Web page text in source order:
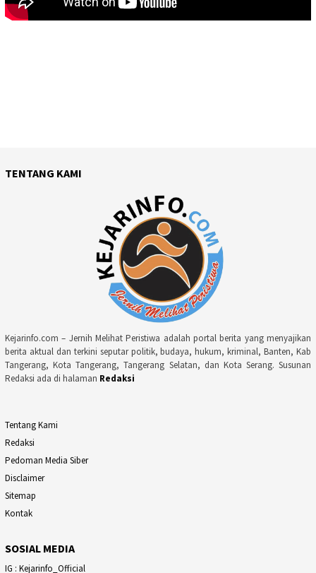
TENTANG KAMI
Kejarinfo.com – Jernih Melihat Peristiwa adalah portal berita yang menyajikan
berita aktual dan terkini seputar politik, budaya, hukum, kriminal, Banten, Kab
Tangerang, Kota Tangerang, Tangerang Selatan, dan Kota Serang. Susunan
Redaksi ada di halaman Redaksi
Tentang Kami
Redaksi
Pedoman Media Siber
Disclaimer
Sitemap
Kontak
SOSIAL MEDIA
IG : Kejarinfo_Official